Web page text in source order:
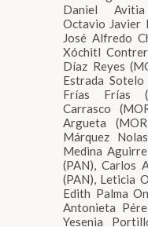
Daniel
Octavio Javier
José Alfredo
Xóchitl
Díaz Reyes
Estrada Sotelo
Frías Frías
Carrasco
Argueta
Márquez
Medina
(PAN), Carlos
(PAN), Leticia
Edith Palma
Antonieta
Yesenia